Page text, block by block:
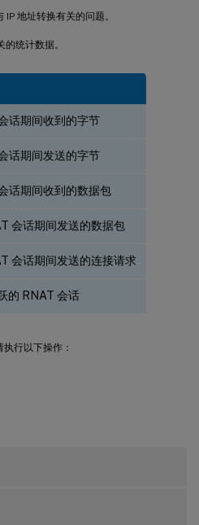
and a unique
acl1
4 -natip 10.102
5 -natip
地址转换有关的问题。
的统计数据。
话期间收到的字节
话期间发送的字节
话期间收到的数据包
会话期间发送的数据包
会话期间发送的连接请求
的 RNAT 会话
行以下操作：